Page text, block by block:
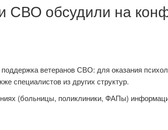
СВО обсудили на
ветеранов СВО: для оказания
специалистов из других структур.
(больницы, поликлиники, ФАПы)